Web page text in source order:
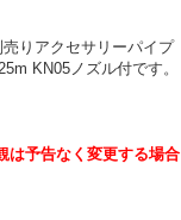
りアクセサリーパイプ
KN05ノズル付です。
は予告なく変更する場合